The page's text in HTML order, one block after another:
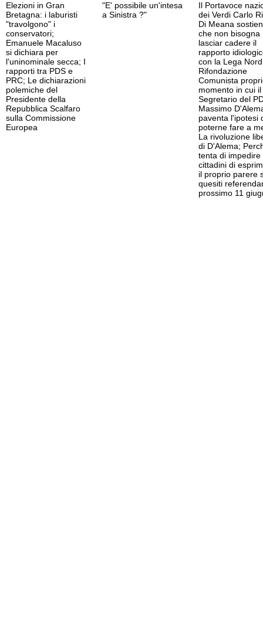
Elezioni in Gran
Bretagna: i laburisti
"travolgono" i
conservatori;
Emanuele Macaluso
si dichiara per
l'uninominale secca; I
rapporti tra PDS e
PRC; Le dichiarazioni
polemiche del
Presidente della
Repubblica Scalfaro
sulla Commissione
Europea
"E' possibile un'intesa
a Sinistra ?"
Il Portavoce
dei Verdi Carlo
Di Meana
che non bisogna
lasciar cadere il
rapporto
con la Lega
Rifondazione
Comunista
momento in cui il
Segretario del
Massimo
paventa l'ipotesi
poterne fare a
La rivoluzione
di D'Alema;
tenta di impedire
cittadini di
il proprio parere
quesiti
prossimo 11